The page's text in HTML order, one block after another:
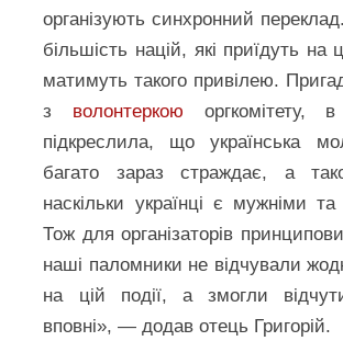
організують синхронний
більшість націй, які приїдуть на
матимуть такого привілею.
з волонтеркою оргкомітету,
підкреслила, що українська
багато зараз страждає, а
наскільки українці є мужніми
Тож для організаторів
наші паломники не відчували
на цій події, а змогли
вповні», ― додав отець Григорій.